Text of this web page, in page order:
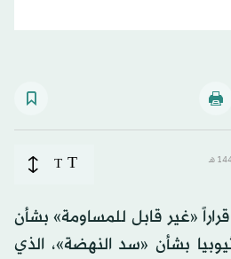
T
T
«غير قابل للمساومة» بشأن
بشأن «سد النهضة»، الذي